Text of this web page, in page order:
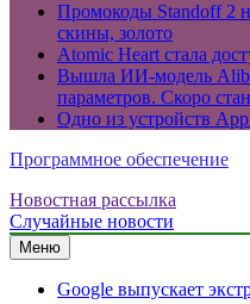
Промокоды Standoff 2
скины, золото
Atomic Heart стала
Вышла ИИ-модель
параметров. Скоро
Одно из устройств
Программное обеспечение
Новостная рассылка
Случайные новости
Меню
Google выпускает